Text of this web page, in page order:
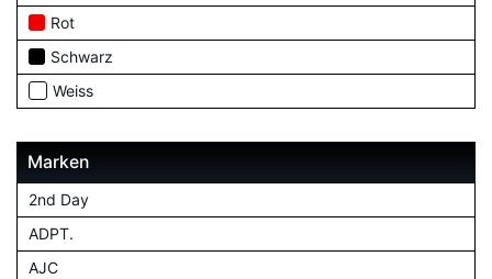
Rot
Schwarz
Weiss
Marken
2nd Day
ADPT.
AJC